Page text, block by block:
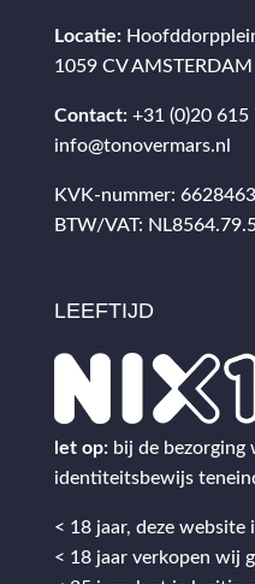
Locatie:
1059 CV AMSTERDAM
Contact: +31 (0)20 615
info@tonovermars.nl
KVK-nummer:
BTW/VAT:
LEEFTIJD
let op: bij de bezorging
identiteitsbewijs
< 18 jaar, deze
< 18 jaar verkopen wij